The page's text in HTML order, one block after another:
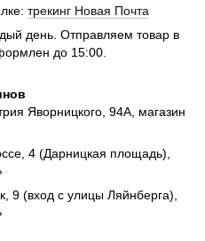
трекинг Новая Почта
день. Отправляем товар в
до 15:00.
Яворницкого, 94А, магазин
4 (Дарницкая площадь),
9 (вход с улицы Ляйнберга),